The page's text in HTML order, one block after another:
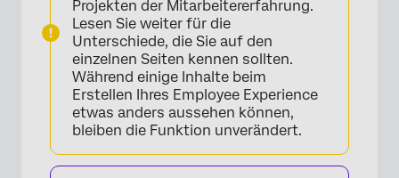
Sicherheit
Nach der Umfrage
Erweitert
FAQs
Projekten der Mitarbeitererfahrung.
Lesen Sie weiter für die
Unterschiede, die Sie auf den
einzelnen Seiten kennen sollten.
Während einige Inhalte beim
Erstellen Ihres Employee Experience
etwas anders aussehen können,
bleiben die Funktion unverändert.